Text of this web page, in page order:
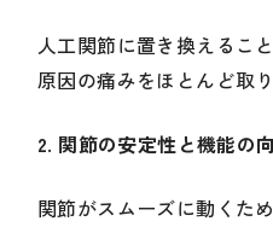
人工関節に置き換えるこ
原因の痛みをほとんど取
2. 関節の安定性と機能の
関節がスムーズに動くた